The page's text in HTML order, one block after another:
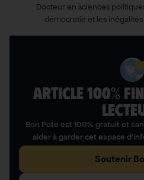
Docteur en sciences
démocratie et les
ARTICLE 100%
Bon Pote est 100% gratuit et
aider à garder cet espace
Soutenir